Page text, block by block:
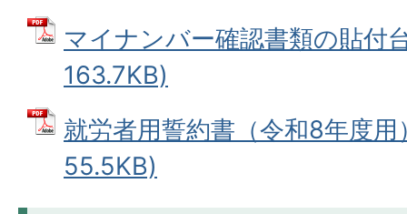
マイナンバー確認書類の貼付
163.7KB)
就労者用誓約書（令和8年度
55.5KB)